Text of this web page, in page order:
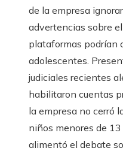
de la empresa
advertencias sobre
plataformas podrían
adolescentes.
judiciales recientes
habilitaron cuentas
la empresa no cerró
niños menores de 13
alimentó el debate